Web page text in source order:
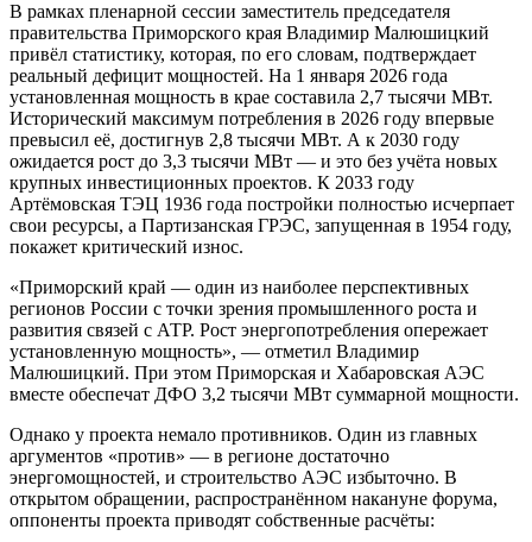
В рамках пленарной сессии заместитель председателя
правительства Приморского края Владимир Малюшицкий
привёл статистику, которая, по его словам, подтверждает
реальный дефицит мощностей. На 1 января 2026 года
установленная мощность в крае составила 2,7 тысячи МВт.
Исторический максимум потребления в 2026 году впервые
превысил её, достигнув 2,8 тысячи МВт. А к 2030 году
ожидается рост до 3,3 тысячи МВт — и это без учёта новых
крупных инвестиционных проектов. К 2033 году
Артёмовская ТЭЦ 1936 года постройки полностью исчерпает
свои ресурсы, а Партизанская ГРЭС, запущенная в 1954 году,
покажет критический износ.
«Приморский край — один из наиболее перспективных
регионов России с точки зрения промышленного роста и
развития связей с АТР. Рост энергопотребления опережает
установленную мощность», — отметил Владимир
Малюшицкий. При этом Приморская и Хабаровская АЭС
вместе обеспечат ДФО 3,2 тысячи МВт суммарной мощности.
Однако у проекта немало противников. Один из главных
аргументов «против» — в регионе достаточно
энергомощностей, и строительство АЭС избыточно. В
открытом обращении, распространённом накануне форума,
оппоненты проекта приводят собственные расчёты: